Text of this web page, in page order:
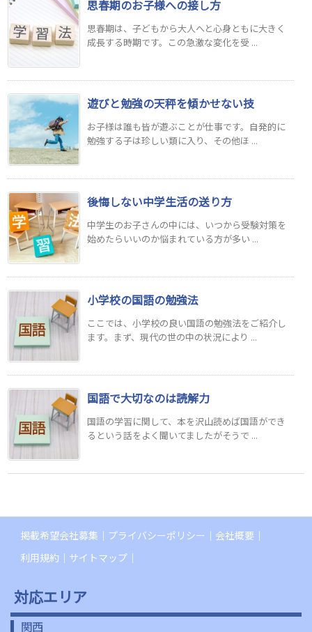
思春期のお子様への接し方
思春期は、子どもから大人へと心身ともに大きく
成長する時期です。この急激な変化を受 ...
遊びと勉強の天秤を傾かせない技
お子様は誰も皆が遊ぶことが仕事です。自発的に
勉強する子は珍しい類に入り、その他ほ ...
後悔しない中学生活の送り方
中学生のお子さんの中には、いつから受験対策を
始めたらいいのか悩まれている方が多い ...
小学校の国語の勉強法
ここでは、小学校の良い国語の勉強法をご紹介し
ます。まず、現代の世の中の状況により ...
国語で大切なのは読解力
国語の学習に関して、本を沢山読めば国語ができ
るという話をよく聞いてましたがそうで ...
掲載希望会社募集 プライバシーポリシー
会社概要
利用規約
サイトマップ
対応エリア
関西